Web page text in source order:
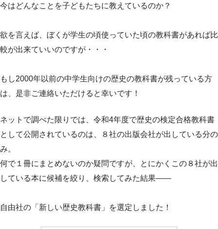
今はどんなことを子どもたちに教えているのか？
欲を言えば、ぼくが学生の頃使っていた頃の教科書があれば比
較が出来ていいのですが・・・
もし2000年以前の中学生向けの歴史の教科書が残っている方
は、是非ご連絡いただけると幸いです！
ネットで調べた限りでは、令和4年度で歴史の検定合格教科書
として公開されているのは、８社の出版会社が出している分の
み。
何で１冊にまとめないのか疑問ですが、とにかくこの８社が出
している本に候補を絞り、検索してみた結果——
自由社の「新しい歴史教科書」を選定しました！